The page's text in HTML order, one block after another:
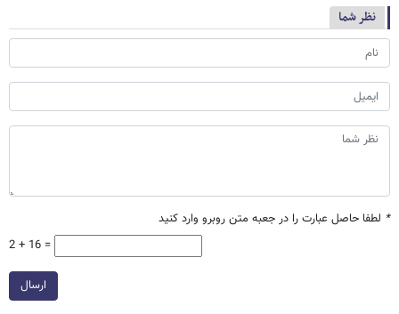
نظر شما
* لطفا حاصل عبارت را در جعبه متن روبرو وارد کنید
2 + 16 =
ارسال